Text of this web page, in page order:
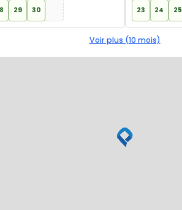
29 30 23 24 25
Voir plus (10 mois)